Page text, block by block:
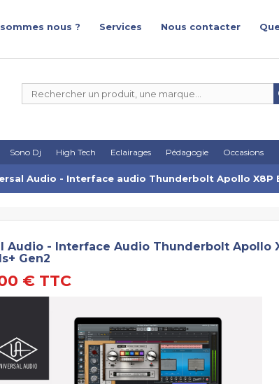
nous ? Services Nous contacter
Sono Dj High Tech Eclairages Pédagogie Occasions
Audio - Interface audio Thunderbolt Apollo X8P
Audio - Interface Audio Thunderbolt Apollo
Gen2
€ TTC